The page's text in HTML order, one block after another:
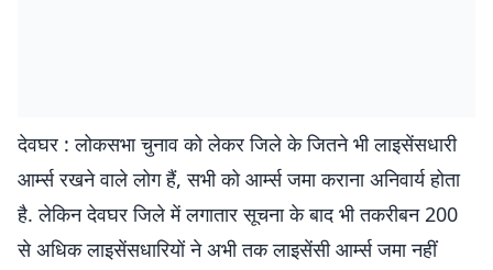
देवघर : लोकसभा चुनाव को लेकर जिले के जितने भी लाइसेंसधारी
आर्म्स रखने वाले लोग हैं, सभी को आर्म्स जमा कराना अनिवार्य होता
है. लेकिन देवघर जिले में लगातार सूचना के बाद भी तकरीबन 200
से अधिक लाइसेंसधारियों ने अभी तक लाइसेंसी आर्म्स जमा नहीं